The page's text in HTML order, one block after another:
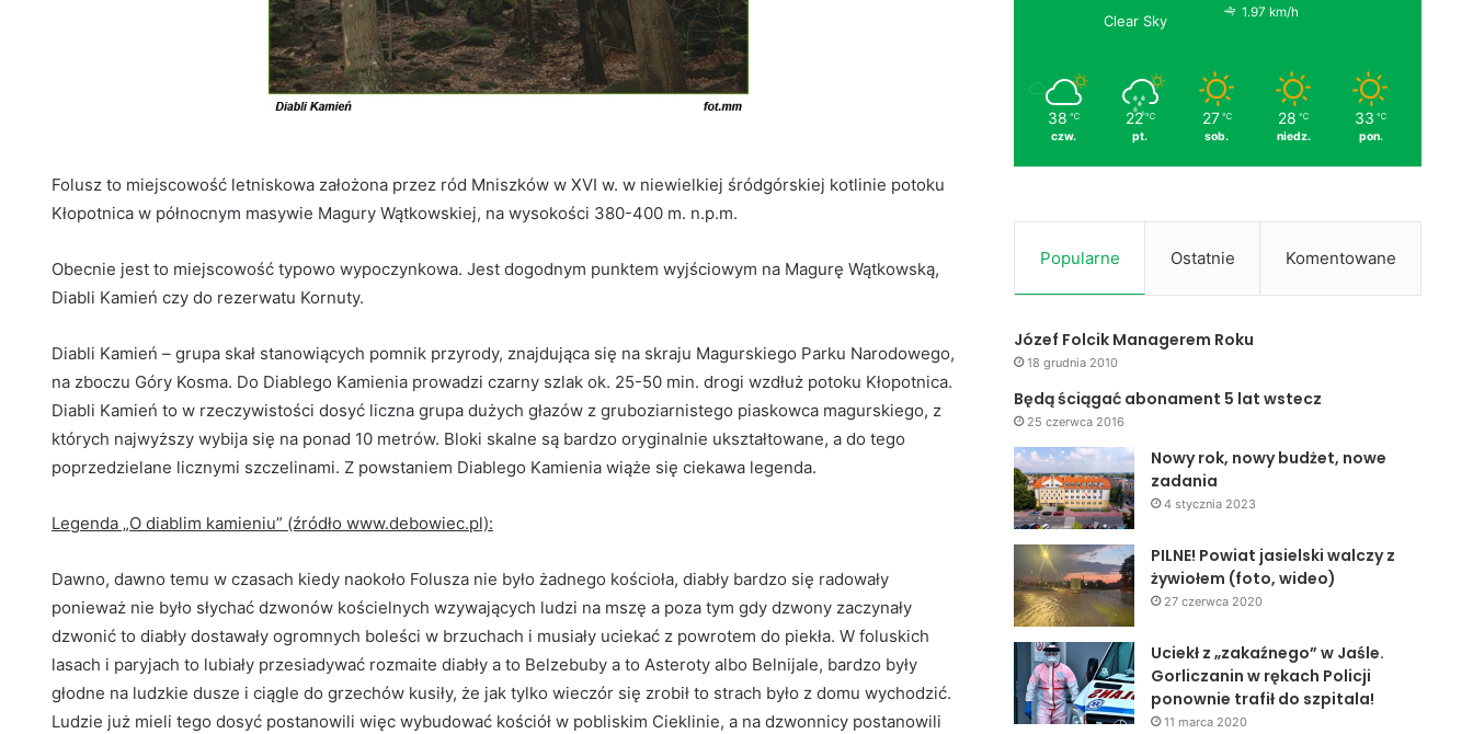
Folusz to miejscowość letniskowa założona przez ród Mniszków w XVI w. w niewielkiej śródgórskiej kotlinie potoku
Kłopotnica w północnym masywie Magury Wątkowskiej, na wysokości 380-400 m. n.p.m.
Obecnie jest to miejscowość typowo wypoczynkowa. Jest dogodnym punktem wyjściowym na Magurę Wątkowską,
Diabli Kamień czy do rezerwatu Kornuty.
Diabli Kamień – grupa skał stanowiących pomnik przyrody, znajdująca się na skraju Magurskiego Parku Narodowego,
na zboczu Góry Kosma. Do Diablego Kamienia prowadzi czarny szlak ok. 25-50 min. drogi wzdłuż potoku Kłopotnica.
Diabli Kamień to w rzeczywistości dosyć liczna grupa dużych głazów z gruboziarnistego piaskowca magurskiego, z
których najwyższy wybija się na ponad 10 metrów. Bloki skalne są bardzo oryginalnie ukształtowane, a do tego
poprzedzielane licznymi szczelinami. Z powstaniem Diablego Kamienia wiąże się ciekawa legenda.
Legenda „O diablim kamieniu” (źródło www.debowiec.pl):
Dawno, dawno temu w czasach kiedy naokoło Folusza nie było żadnego kościoła, diabły bardzo się radowały
ponieważ nie było słychać dzwonów kościelnych wzywających ludzi na mszę a poza tym gdy dzwony zaczynały
dzwonić to diabły dostawały ogromnych boleści w brzuchach i musiały uciekać z powrotem do piekła. W foluskich
lasach i paryjach to lubiały przesiadywać rozmaite diabły a to Belzebuby a to Asteroty albo Belnijale, bardzo były
głodne na ludzkie dusze i ciągle do grzechów kusiły, że jak tylko wieczór się zrobił to strach było z domu wychodzić.
Ludzie już mieli tego dosyć postanowili więc wybudować kościół w pobliskim Cieklinie, a na dzwonnicy postanowili
Clear Sky
1.97 km/h
38 ℃
czw.
22 ℃
pt.
27 ℃
sob.
28 ℃
niedz.
33 ℃
pon.
Popularne Ostatnie Komentowane
Józef Folcik Managerem Roku
18 grudnia 2010
Będą ściągać abonament 5 lat wstecz
25 czerwca 2016
Nowy rok, nowy budżet, nowe
zadania
4 stycznia 2023
PILNE! Powiat jasielski walczy z
żywiołem (foto, wideo)
27 czerwca 2020
Uciekł z „zakaźnego” w Jaśle.
Gorliczanin w rękach Policji
ponownie trafił do szpitala!
11 marca 2020